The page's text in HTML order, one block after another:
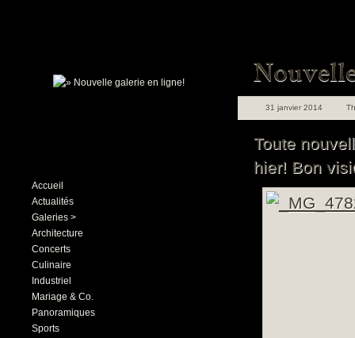
Accueil
Actualités
Galeries >
Architecture
Concerts
Culinaire
Industriel
Mariage & Co.
Panoramiques
Sports
31 janvier 2014
Toute
hier! Bon